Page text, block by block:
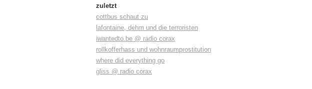
zuletzt
cottbus schaut zu
lafontaine, dehm und die terroristen
iwantedto.be @ radio corax
rollkofferhass und wohnraumprostitution
where did everything go
gliss @ radio corax